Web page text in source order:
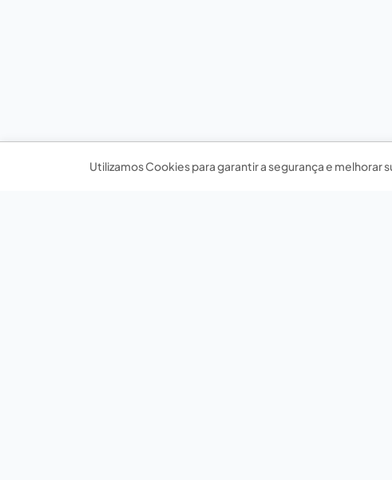
Utilizamos Cookies para garantir a segurança e melhorar